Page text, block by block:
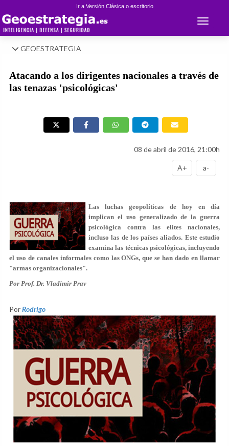
Ir a Versión Clásica o escritorio
Toggle
GEOESTRATEGIA
Atacando a los dirigentes nacionales a través de
las tenazas 'psicológicas'
08 de abril de 2016, 21:00h
A+ a-
Las luchas geopolíticas de hoy en día
implican el uso generalizado de la guerra
psicológica contra las elites nacionales,
incluso las de los países aliados. Este estudio
examina las técnicas psicológicas, incluyendo
el uso de canales informales como las ONGs, que se han dado en llamar
"armas organizacionales".
Por Prof. Dr. Vladimir Prav
PorRodrigo